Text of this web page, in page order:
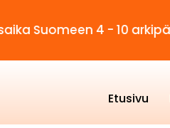
4 - 10 arkipäivää
Etusivu